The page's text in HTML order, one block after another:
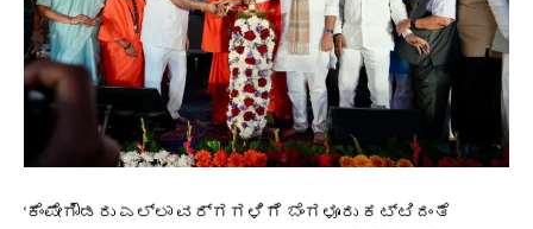
‘ಕೆಂಪೇಗೌಡರು ಎಲ್ಲಾ ವರ್ಗಗಳಿಗೆ ಬೆಂಗಳೂರು ಕಟ್ಟಿದಂತೆ